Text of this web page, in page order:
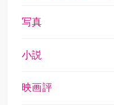
写真
小説
映画評